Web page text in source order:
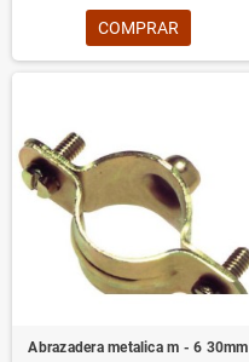
COMPRAR
Abrazadera metalica m - 6 30mm